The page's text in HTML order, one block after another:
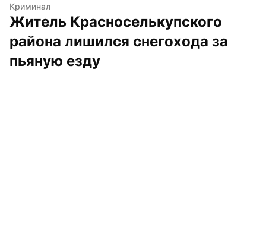
Криминал
Житель Красноселькупского
района лишился снегохода за
пьяную езду